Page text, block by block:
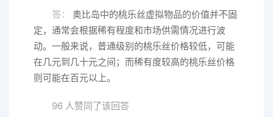
答：
奥比岛中的桃乐丝虚拟物品的价值并不固
定，通常会根据稀有程度和市场供需情况进行波
动。一般来说，普通级别的桃乐丝价格较低，可能
在几元到几十元之间；而稀有度较高的桃乐丝价格
则可能在百元以上。
96 人赞同了该回答